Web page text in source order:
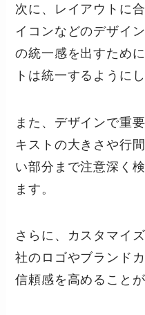
次に、レイアウトに
イコンなどのデザイ
の統一感を出すため
トは統一するように
また、デザインで重
キストの大きさや行
い部分まで注意深く
ます。
さらに、カスタマイ
社のロゴやブランド
信頼感を高めることが